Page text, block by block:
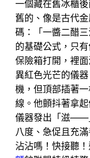
一個藏在舊冰櫃
舊的、像是古代
碼：「一醬二醋
的基礎公式，只
保險箱打開，裡
異紅色光芒的儀
機，但頂部插著
線。他顫抖著拿
儀器發出「滋——
八度、急促且充
沾沾嗎！快接聽